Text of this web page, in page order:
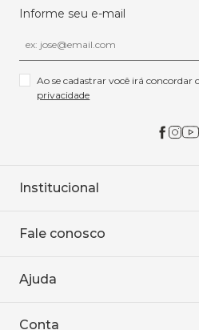
Informe seu e-mail
Ao se cadastrar você irá concordar
privacidade
Institucional
Onde encontrar
Baixe o APP
Fale conosco
WhatsApp
Ajuda
Política de entrega
Conta